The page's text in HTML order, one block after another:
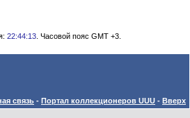
22:44:13. Часовой пояс GMT +3.
связь - Портал коллекционеров UUU - Вверх